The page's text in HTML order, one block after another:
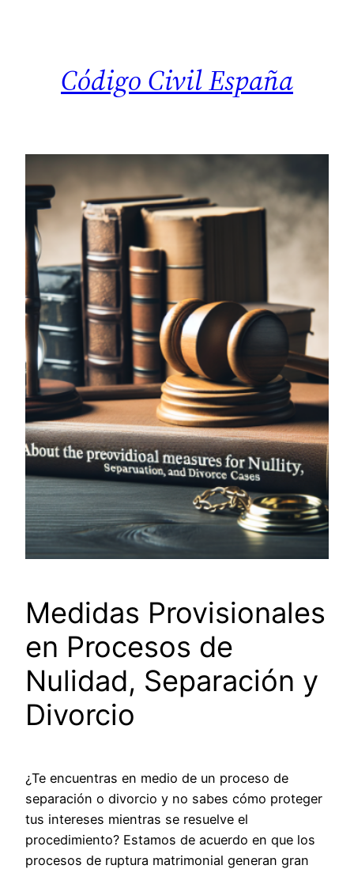
Código Civil España
Medidas Provisionales
en Procesos de
Nulidad, Separación y
Divorcio
¿Te encuentras en medio de un proceso de
separación o divorcio y no sabes cómo proteger
tus intereses mientras se resuelve el
procedimiento? Estamos de acuerdo en que los
procesos de ruptura matrimonial generan gran